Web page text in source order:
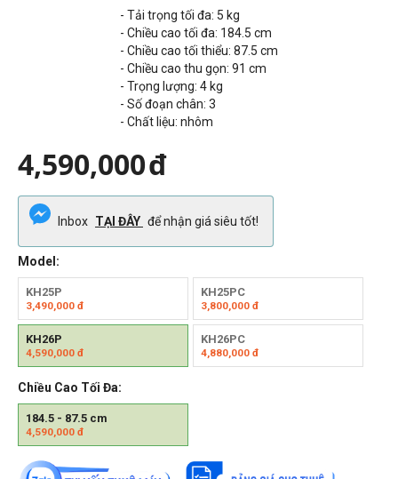
- Tải trọng tối đa: 5 kg
- Chiều cao tối đa: 184.5 cm
- Chiều cao tối thiểu: 87.5 cm
- Chiều cao thu gọn: 91 cm
- Trọng lượng: 4 kg
- Số đoạn chân: 3
- Chất liệu: nhôm
4,590,000đ
Inbox TẠI ĐÂY để nhận giá siêu tốt!
Model:
KH25P
3,490,000 đ
KH25PC
3,800,000đ
KH26P
4,590,000 đ
KH26PC
4,880,000đ
Chiều Cao Tối Đa:
184.5 - 87.5 cm
4,590,000 đ